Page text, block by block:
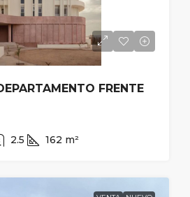
FRENTE
2.5 162 m²